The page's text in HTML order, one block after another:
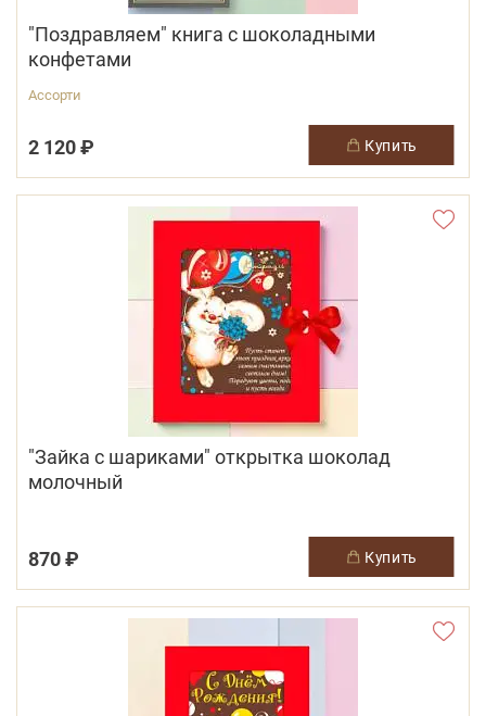
"Поздравляем" книга с шоколадными
конфетами
Ассорти
2 120 ₽ купить
"Зайка с шариками" открытка шоколад
молочный
870 ₽ купить